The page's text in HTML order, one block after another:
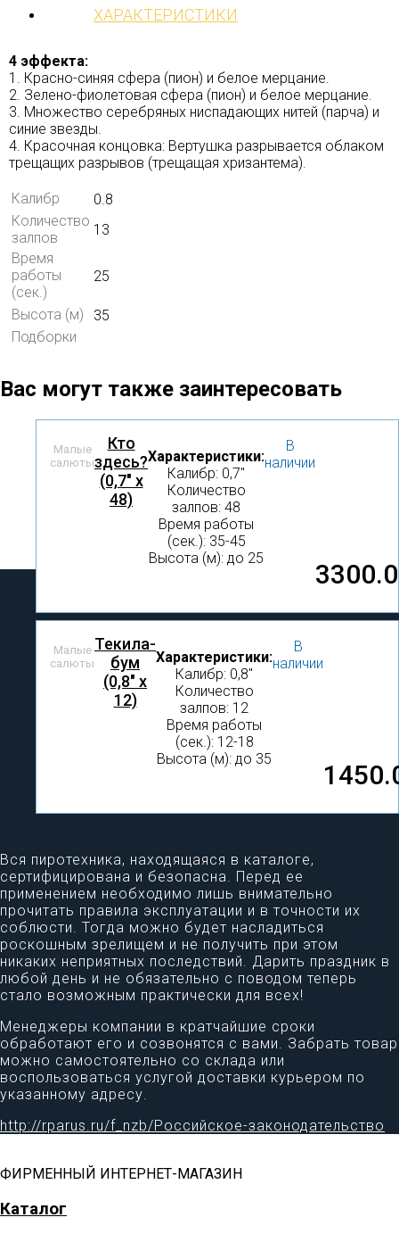
ХАРАКТЕРИСТИКИ
4 эффекта:
1. Красно-синяя сфера (пион) и белое мерцание.
2. Зелено-фиолетовая сфера (пион) и белое мерцание.
3. Множество серебряных ниспадающих нитей (парча) и
синие звезды.
4. Красочная концовка: Вертушка разрывается облаком
трещащих разрывов (трещащая хризантема).
Калибр
0.8
Количество
залпов
13
Время
работы
(сек.)
25
Высота (м)
35
Подборки
Вас могут также заинтересовать
Малые
салюты
Кто
здесь?
(0,7" x
48)
Характеристики:
Калибр: 0,7″
Количество
залпов: 48
Время работы
(сек.): 35-45
Высота (м): до 25
В
наличии
Малые
салюты
Текила-
бум
(0,8" х
12)
Характеристики:
Калибр: 0,8″
Количество
залпов: 12
Время работы
(сек.): 12-18
Высота (м): до 35
В
наличии
Вся пиротехника, находящаяся в каталоге,
сертифицирована и безопасна. Перед ее
применением необходимо лишь внимательно
прочитать правила эксплуатации и в точности их
соблюсти. Тогда можно будет насладиться
роскошным зрелищем и не получить при этом
никаких неприятных последствий. Дарить праздник в
любой день и не обязательно с поводом теперь
стало возможным практически для всех!
Менеджеры компании в кратчайшие сроки
обработают его и созвонятся с вами. Забрать товар
можно самостоятельно со склада или
воспользоваться услугой доставки курьером по
указанному адресу.
http://rparus.ru/f_nzb/Российское-законодательство
ФИРМЕННЫЙ ИНТЕРНЕТ-МАГАЗИН
Каталог